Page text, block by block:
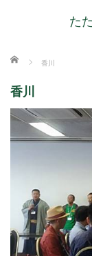
た
ホーム 香川
香川